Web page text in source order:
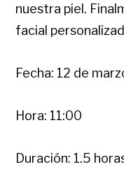
nuestra piel.
facial
Fecha: 12 de
Hora: 11:00
Duración: 1.5